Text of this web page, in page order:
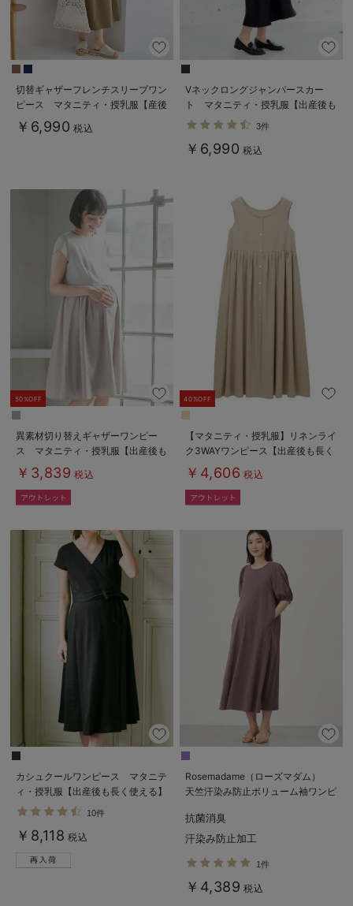
切替ギャザーフレンチスリーブワン
ピース マタニティ・授乳服【産後
も長く着られる】
￥6,990 税込
Vネックロングジャンパースカー
ト マタニティ・授乳服【出産後も
長く使える】
3件
￥6,990 税込
50%OFF
異素材切り替えギャザーワンピー
ス マタニティ・授乳服【出産後も
長く使える】
￥3,839 税込
40%OFF
【マタニティ・授乳服】リネンライ
ク3WAYワンピース【出産後も長く
使える】
￥4,606 税込
カシュクールワンピース マタニテ
ィ・授乳服【出産後も長く使える】
10件
￥8,118 税込
Rosemadame（ローズマダム）
天竺汗染み防止ボリューム袖ワンピ
産後も長く使える】
抗菌消臭
汗染み防止加工
1件
￥4,389 税込